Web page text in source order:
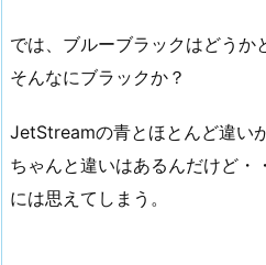
では、ブルーブラックはどうか
そんなにブラックか？
JetStreamの青とほとんど違い
ちゃんと違いはあるんだけど・
には思えてしまう。